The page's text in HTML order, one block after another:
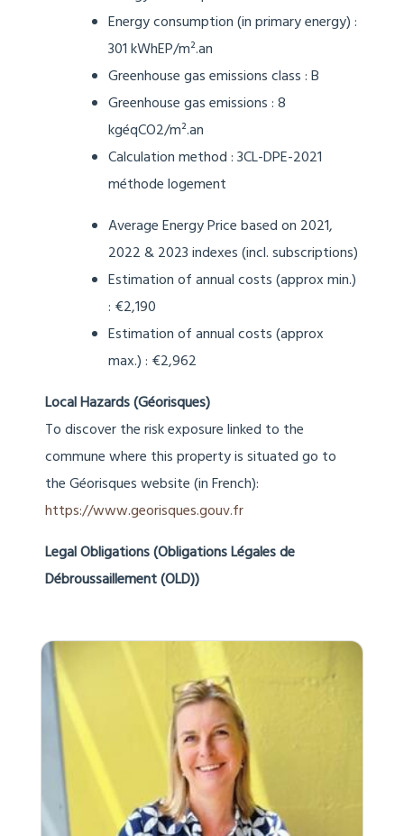
Energy consumption (in primary energy) :
301 kWhEP/m².an
Greenhouse gas emissions class : B
Greenhouse gas emissions : 8
kgéqCO2/m².an
Calculation method :3CL-DPE-2021
méthode logement
Average Energy Price based on 2021,
2022 & 2023 indexes (incl. subscriptions)
Estimation of annual costs (approx min.)
: €2,190
Estimation of annual costs (approx
max.) : €2,962
Local Hazards (Géorisques)
To discover the risk exposure linked to the
commune where this property is situated go to
the Géorisques website (in French):
https://www.georisques.gouv.fr
Legal Obligations (Obligations Légales de
Débroussaillement (OLD))